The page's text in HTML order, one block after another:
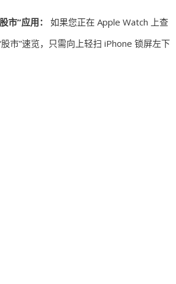
市”应用： 如果您正在 Apple Watch 上查
股市”速览，只需向上轻扫 iPhone 锁屏左下